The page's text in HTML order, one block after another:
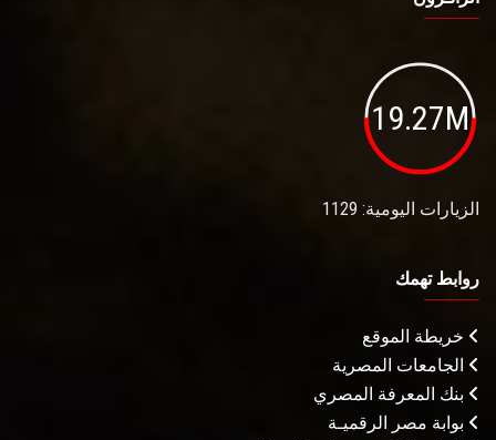
19.27M
الزيارات اليومية: 1129
روابط تهمك
خريطة الموقع
الجامعات المصرية
بنك المعرفة المصري
بوابة مصر الرقميـة